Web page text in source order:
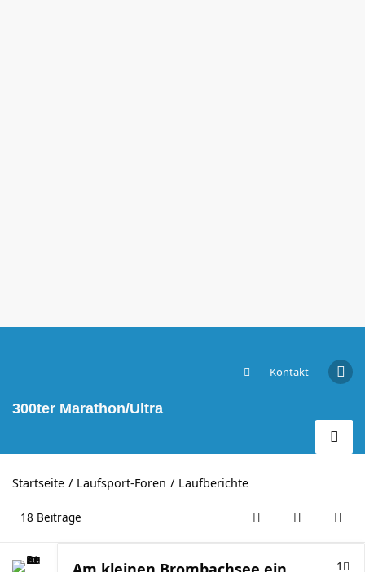
Kontakt
Am kleinen Brombachsee ein großer Lauf: mein
300ter Marathon/Ultra
Startseite Laufsport-Foren Laufberichte
18 Beiträge
1